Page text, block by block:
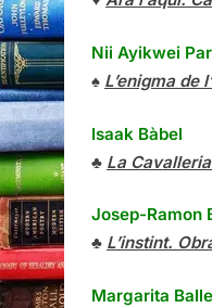
Nii Ayikwei
♠ L’enigma de
Isaak Bàbel
♣ La
Josep-Ramon
♣ L’instint.
Margarita